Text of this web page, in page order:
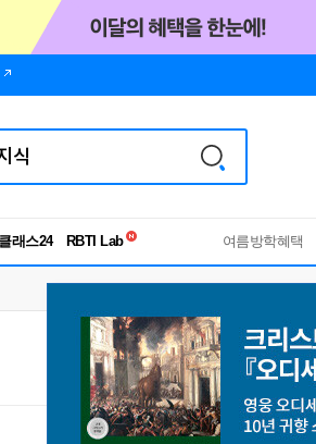
클래스24
RBTI Lab
독서유형검사
여름방학혜택